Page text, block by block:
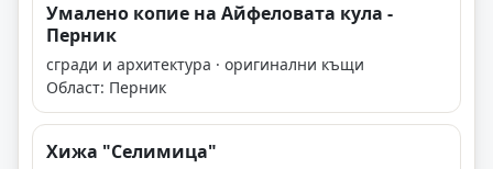
Умалено копие на Айфеловата кула -
Перник
сгради и архитектура · оригинални къщи
Област: Перник
Хижа "Селимица"